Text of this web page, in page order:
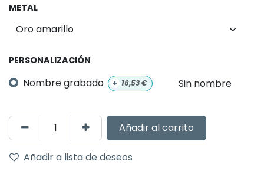
METAL
PERSONALIZACIÓN
Nombre grabado + 16,53€ Sin nombre
Añadir al carrito
Añadir a lista de deseos